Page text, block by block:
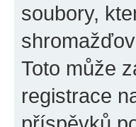
soubory,
Toto může
registrace